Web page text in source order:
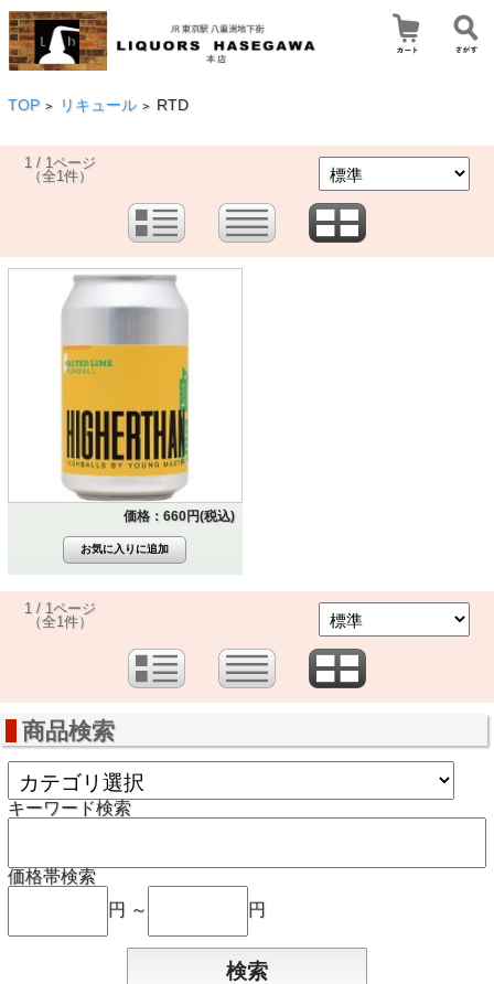
TOP > リキュール > RTD
1 / 1ページ
（全1件）
価格：660円(税込)
1 / 1ページ
（全1件）
商品検索
キーワード検索
価格帯検索
円 ～
円